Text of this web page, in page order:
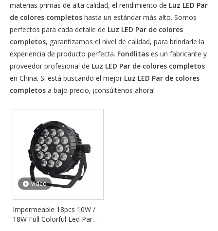
materias primas de alta calidad, el rendimiento de Luz LED Par
de colores completos hasta un estándar más alto. Somos
perfectos para cada detalle de Luz LED Par de colores
completos, garantizamos el nivel de calidad, para brindarle la
experiencia de producto perfecta. Fondlitas es un fabricante y
proveedor profesional de Luz LED Par de colores completos
en China. Si está buscando el mejor Luz LED Par de colores
completos a bajo precio, ¡consúltenos ahora!
vídeo
Impermeable 18pcs 10W /
18W Full Colorful Led Par